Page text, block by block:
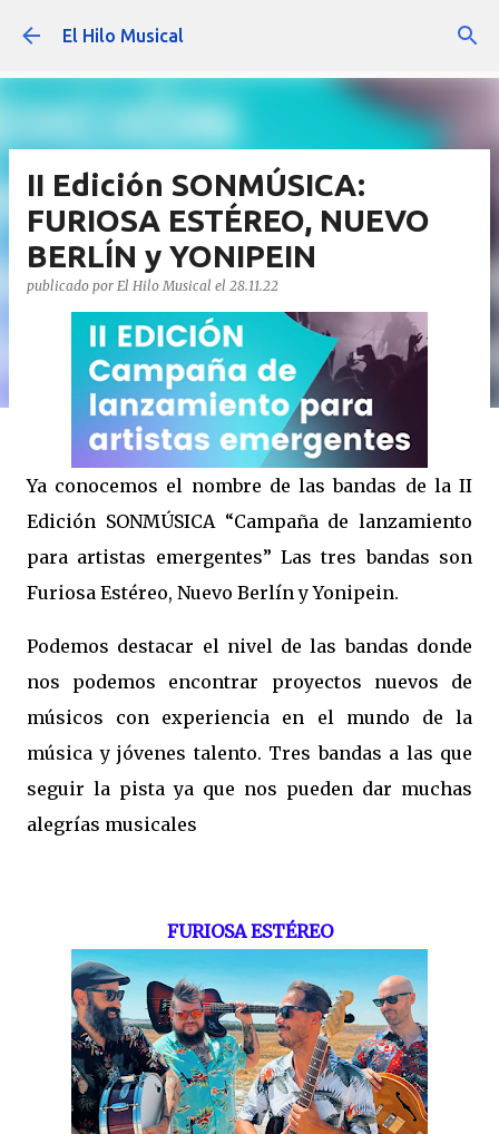
Ir al contenido principal
El Hilo Musical
II Edición SONMÚSICA:
FURIOSA ESTÉREO, NUEVO
BERLÍN y YONIPEIN
publicado por El Hilo Musical el 28.11.22
Ya conocemos el nombre de las bandas de la II
Edición SONMÚSICA “Campaña de lanzamiento
para artistas emergentes” Las tres bandas son
Furiosa Estéreo, Nuevo Berlín y Yonipein.
Podemos destacar el nivel de las bandas donde
nos podemos encontrar proyectos nuevos de
músicos con experiencia en el mundo de la
música y jóvenes talento. Tres bandas a las que
seguir la pista ya que nos pueden dar muchas
alegrías musicales
FURIOSA ESTÉREO